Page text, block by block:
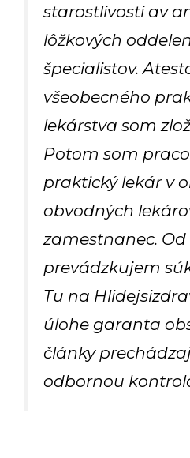
starostlivosti av
lôžkových
špecialistov.
všeobecného
lekárstva som
Potom som
praktický lekár v
obvodných
zamestnanec. Od
prevádzkujem
Tu na
úlohe garanta
články
odbornou